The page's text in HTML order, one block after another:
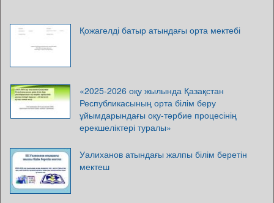
Қожагелді батыр атындағы орта мектебі
«2025-2026 оқу жылында Қазақстан
Республикасының орта білім беру
ұйымдарындағы оқу-тәрбие процесінің
ерекшеліктері туралы»
Уалиханов атындағы жалпы білім беретін
мектеш